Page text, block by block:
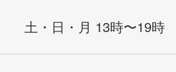
土・日・月 13時〜19時